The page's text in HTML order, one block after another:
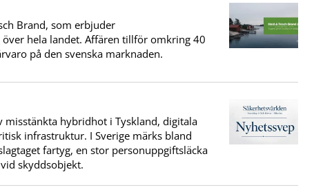
Brand, som erbjuder
hela landet. Affären tillför omkring 40
på den svenska marknaden.
misstänkta hybridhot i Tyskland, digitala
infrastruktur. I Sverige märks bland
fartyg, en stor personuppgiftsläcka
skyddsobjekt.